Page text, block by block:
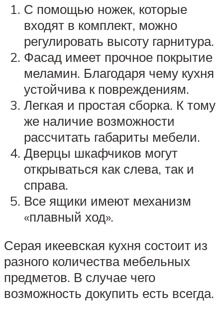
С помощью ножек, которые
входят в комплект, можно
регулировать высоту гарнитура.
Фасад имеет прочное покрытие
меламин. Благодаря чему кухня
устойчива к повреждениям.
Легкая и простая сборка. К тому
же наличие возможности
рассчитать габариты мебели.
Дверцы шкафчиков могут
открываться как слева, так и
справа.
Все ящики имеют механизм
«плавный ход».
Серая икеевская кухня состоит из
разного количества мебельных
предметов. В случае чего
возможность докупить есть всегда.